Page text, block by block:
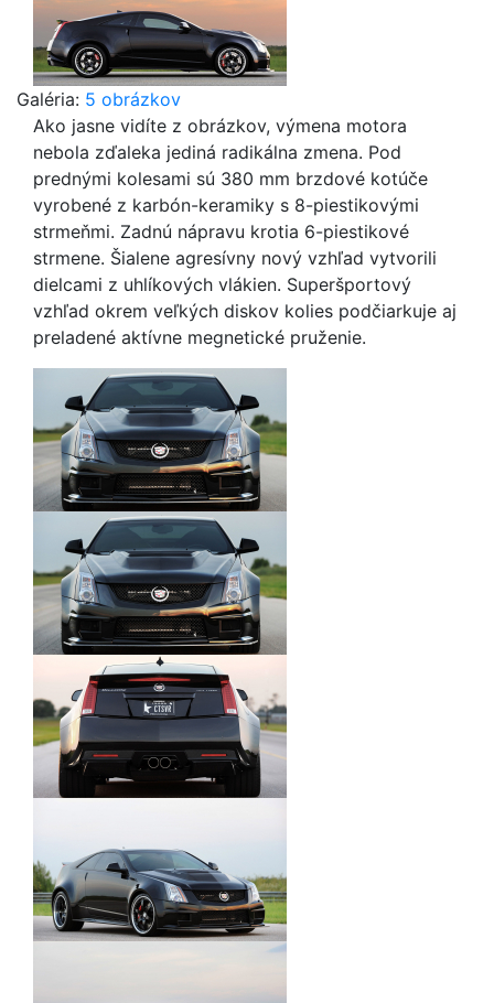
Galéria: 5 obrázkov
Ako jasne vidíte z obrázkov, výmena motora
nebola zďaleka jediná radikálna zmena. Pod
prednými kolesami sú 380 mm brzdové kotúče
vyrobené z karbón-keramiky s 8-piestikovými
strmeňmi. Zadnú nápravu krotia 6-piestikové
strmene. Šialene agresívny nový vzhľad vytvorili
dielcami z uhlíkových vlákien. Superšportový
vzhľad okrem veľkých diskov kolies podčiarkuje aj
preladené aktívne megnetické pruženie.